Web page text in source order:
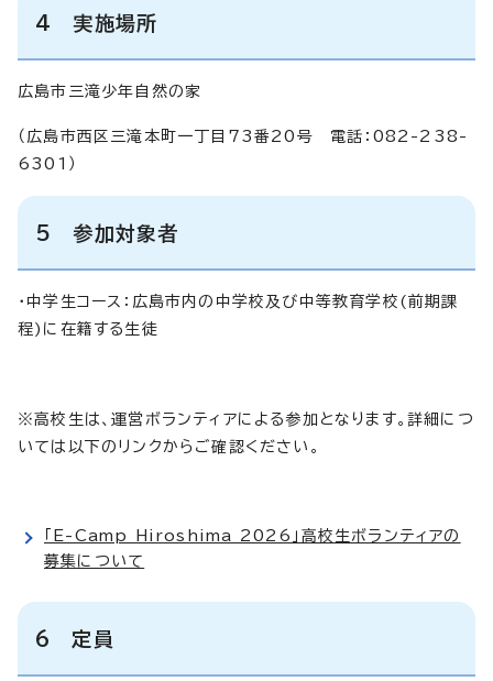
4 実施場所
広島市三滝少年自然の家
（広島市西区三滝本町一丁目73番20号 電話：082-238-
6301）
5 参加対象者
・中学生コース：広島市内の中学校及び中等教育学校(前期課
程)に在籍する生徒
※高校生は、運営ボランティアによる参加となります。詳細につ
いては以下のリンクからご確認ください。
「E-Camp Hiroshima 2026」高校生ボランティアの
募集について
6 定員